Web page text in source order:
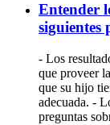
Entender
siguientes
- Los
que proveer
que su hijo
adecuada. -
preguntas